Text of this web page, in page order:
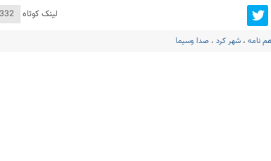
لینک کوتاه
نامه ، شهر کرد ، صدا وسیما